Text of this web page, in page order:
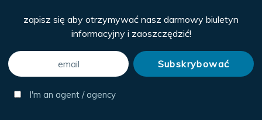
zapisz się aby otrzymywać nasz darmowy biuletyn
informacyjny i zaoszczędzić!
I'm an agent / agency